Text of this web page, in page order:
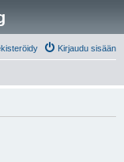
Kirjaudu sisään